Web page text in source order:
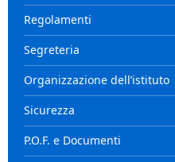
Regolamenti
Segreteria
Organizzazione dell’istituto
Sicurezza
P.O.F. e Documenti